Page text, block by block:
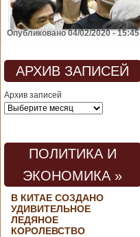
Опубликовано 04/02/2020 - 15:45
АРХИВ ЗАПИСЕЙ
Архив записей
ПОЛИТИКА И
ЭКОНОМИКА »
В КИТАЕ СОЗДАНО
УДИВИТЕЛЬНОЕ
ЛЕДЯНОЕ
КОРОЛЕВСТВО